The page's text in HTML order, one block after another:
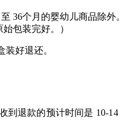
36个月的婴幼儿商品除外。
包装完好。）
装好退还。
到退款的预计时间是 10-14